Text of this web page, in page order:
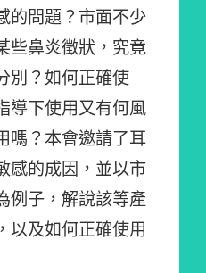
的問題？市面不少
些鼻炎徵狀，究竟
別？如何正確使
導下使用又有何風
嗎？本會邀請了耳
感的成因，並以市
例子，解說該等產
以及如何正確使用